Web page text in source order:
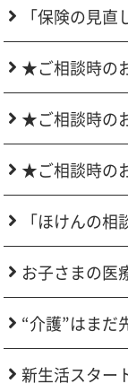
「保険の見
★ご相談時の
★ご相談時の
★ご相談時の
「ほけんの
お子さまの医
“介護”はまだ
新生活スター